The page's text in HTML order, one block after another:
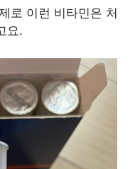
로 이런 비타민은 처
요.